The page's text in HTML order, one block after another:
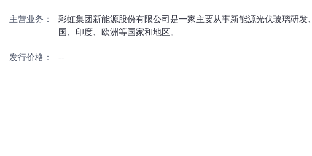
主营业务：
彩虹集团新能源股份有限公司是一家主要从事新能源光伏玻璃研
国、印度、欧洲等国家和地区。
发行价格： --